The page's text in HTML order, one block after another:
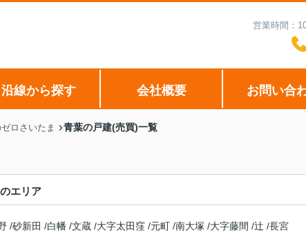
営業時間：
沿線から探す 会社概要 お問い合
ロさいたま 青葉の戸建(売買)一覧
エリア
/砂新田 /白幡 /文蔵 /大字太田窪 /元町 /南大塚 /大字藤間 /辻 /長宮